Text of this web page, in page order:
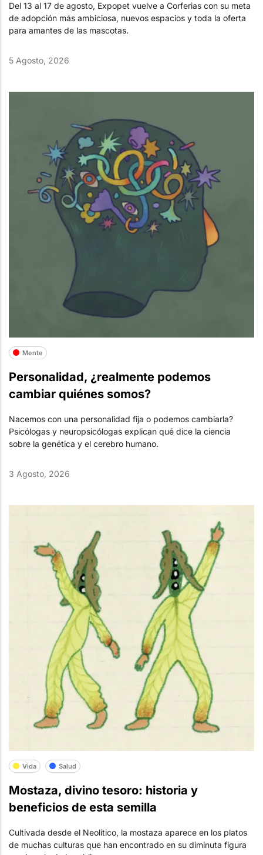
Del 13 al 17 de agosto, Expopet vuelve a Corferias con su meta
de adopción más ambiciosa, nuevos espacios y toda la oferta
para amantes de las mascotas.
5 Agosto, 2026
Mente
Personalidad, ¿realmente podemos
cambiar quiénes somos?
Nacemos con una personalidad fija o podemos cambiarla?
Psicólogas y neuropsicólogas explican qué dice la ciencia
sobre la genética y el cerebro humano.
3 Agosto, 2026
Vida Salud
Mostaza, divino tesoro: historia y
beneficios de esta semilla
Cultivada desde el Neolítico, la mostaza aparece en los platos
de muchas culturas que han encontrado en su diminuta figura